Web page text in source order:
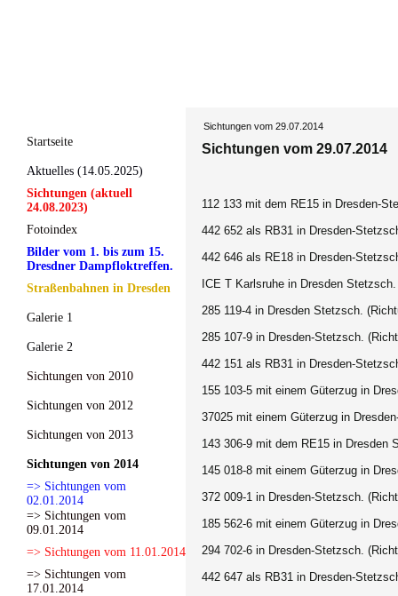
Startseite
Aktuelles (14.05.2025)
Sichtungen (aktuell
24.08.2023)
Fotoindex
Bilder vom 1. bis zum 15.
Dresdner Dampfloktreffen.
Straßenbahnen in Dresden
Galerie 1
Galerie 2
Sichtungen von 2010
Sichtungen von 2012
Sichtungen von 2013
Sichtungen von 2014
=> Sichtungen vom
02.01.2014
=> Sichtungen vom
09.01.2014
=> Sichtungen vom 11.01.2014
=> Sichtungen vom
17.01.2014
Sichtungen vom 29.07.2014
Sichtungen vom 29.07.2014
112 133 mit dem RE15 in Dresden-
442 652 als RB31 in Dresden-
442 646 als RE18 in Dresden-
ICE T Karlsruhe in Dresden
285 119-4 in Dresden Stetzsch.
285 107-9 in Dresden-Stetzsch.
442 151 als RB31 in Dresden-
155 103-5 mit einem Güterzug in
37025 mit einem Güterzug in
143 306-9 mit dem RE15 in Dresden
145 018-8 mit einem Güterzug in
372 009-1 in Dresden-Stetzsch.
185 562-6 mit einem Güterzug in
294 702-6 in Dresden-Stetzsch.
442 647 als RB31 in Dresden-